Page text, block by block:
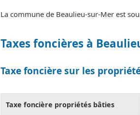
La commune de Beaulieu-sur-Mer est
Taxes foncières à
Taxe foncière sur les
Taxe foncière propriétés bâties